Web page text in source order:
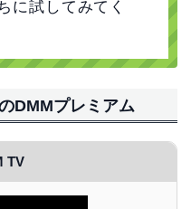
に試してみてく
DMMプレミアム
TV